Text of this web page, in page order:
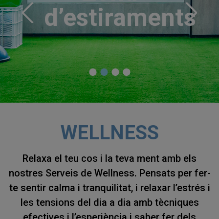
d’estiraments
d’aigües
WELLNESS
Relaxa el teu cos i la teva ment amb els
nostres Serveis de Wellness. Pensats per fer-
te sentir calma i tranquilitat, i relaxar l’estrés i
les tensions del dia a dia amb tècniques